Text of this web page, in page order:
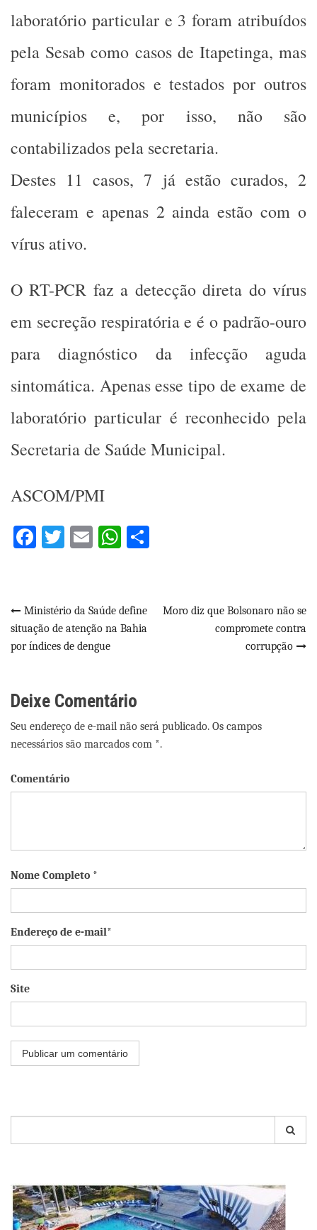
laboratório particular e 3 foram atribuídos
pela Sesab como casos de Itapetinga, mas
foram monitorados e testados por outros
municípios e, por isso, não são
contabilizados pela secretaria.
Destes 11 casos, 7 já estão curados, 2
faleceram e apenas 2 ainda estão com o
vírus ativo.
O RT-PCR faz a detecção direta do vírus
em secreção respiratória e é o padrão-ouro
para diagnóstico da infecção aguda
sintomática. Apenas esse tipo de exame de
laboratório particular é reconhecido pela
Secretaria de Saúde Municipal.
ASCOM/PMI
Facebook
Twitter
EmailWhatsApp
Navegação
de
Ministério da Saúde define
situação de atenção na Bahia
por índices de dengue
Moro diz que Bolsonaro não se
compromete contra
corrupção
Deixe Comentário
Seu endereço de e-mail não será publicado. Os campos
necessários são marcados com *.
Comentário
Nome Completo *
Endereço de e-mail*
Site
por: